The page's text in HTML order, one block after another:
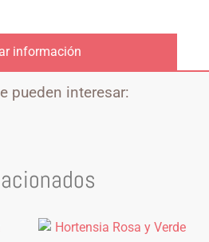
información
pueden interesar: